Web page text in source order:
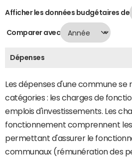
Afficher les données budgétaires de
Comparer avec
Dépenses
Les dépenses d'une commune se
catégories : les charges de
emplois d'investissements. Les
fonctionnement comprennent
permettant d'assurer le
communaux (rémunération des